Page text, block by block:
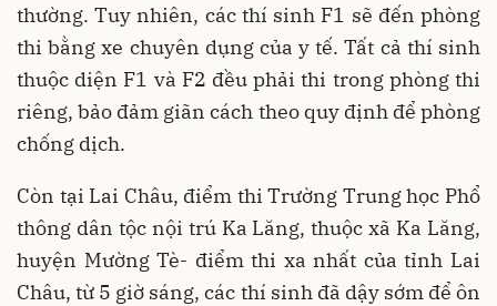
thường. Tuy nhiên, các thí sinh F1 sẽ đến phòng
thi bằng xe chuyên dụng của y tế. Tất cả thí sinh
thuộc diện F1 và F2 đều phải thi trong phòng thi
riêng, bảo đảm giãn cách theo quy định để phòng
chống dịch.
Còn tại Lai Châu, điểm thi Trường Trung học Phổ
thông dân tộc nội trú Ka Lăng, thuộc xã Ka Lăng,
huyện Mường Tè- điểm thi xa nhất của tỉnh Lai
Châu, từ 5 giờ sáng, các thí sinh đã dậy sớm để ôn